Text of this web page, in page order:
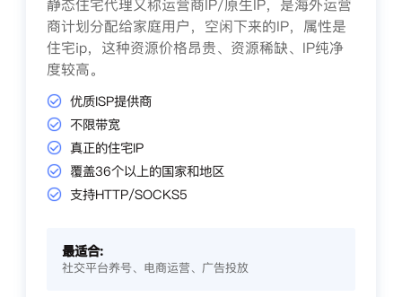
静态住宅代理又称运营商IP/原生IP，是海外运营
商计划分配给家庭用户，空闲下来的IP，属性是
住宅ip，这种资源价格昂贵、资源稀缺、IP纯净
度较高。
优质ISP提供商
不限带宽
真正的住宅IP
覆盖36个以上的国家和地区
支持HTTP/SOCKS5
最适合:
社交平台养号、电商运营、广告投放